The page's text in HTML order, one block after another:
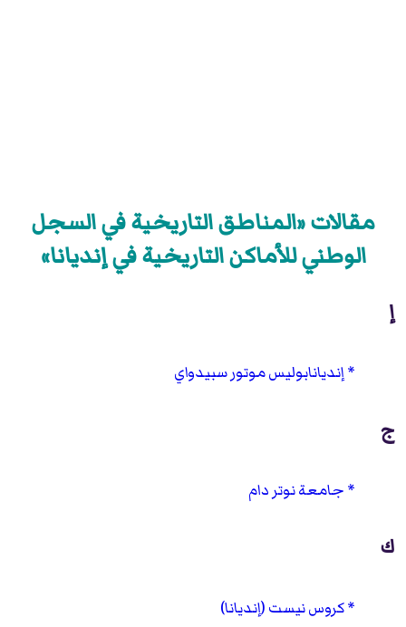
مقالات «المناطق التاريخية في السجل
الوطني للأماكن التاريخية في إنديانا»
إ
إنديانابوليس موتور سبيدواي
ج
جامعة نوتر دام
ك
كروس نيست (إنديانا)